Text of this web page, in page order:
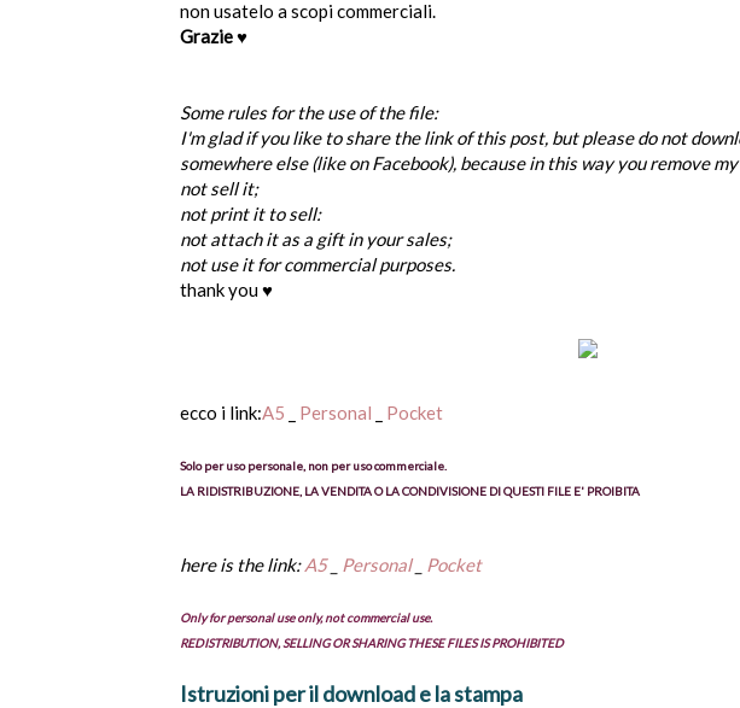
non usatelo a scopi commerciali.
Grazie♥
Some rules for the use of the file:
I'm glad if you like to share the link of this post, but please do not
somewhere else (like on Facebook), because in this way you remove
not sell it;
not print it to sell:
not attach it as a gift in your sales;
not use it for commercial purposes.
thank you ♥
ecco i link:A5 Personal Pocket
Solo per uso personale, non per uso commerciale.
LA RIDISTRIBUZIONE, LA VENDITA O LA CONDIVISIONE DI QUESTI FILE E' PROIBITA
here is the link:A5_ Personal_ Pocket
Only for personal use only, not commercial use.
REDISTRIBUTION, SELLING OR SHARING THESE FILES IS PROHIBITED
Istruzioni per il download e la stampa